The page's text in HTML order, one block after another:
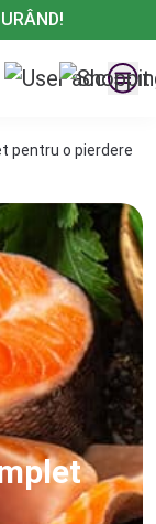
pentru o pierdere